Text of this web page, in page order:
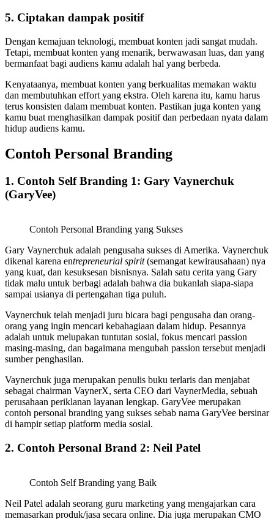
5. Ciptakan dampak positif
Dengan kemajuan teknologi, membuat konten jadi sangat mudah.
Tetapi, membuat konten yang menarik, berwawasan luas, dan yang
bermanfaat bagi audiens kamu adalah hal yang berbeda.
Kenyataanya, membuat konten yang berkualitas memakan waktu
dan membutuhkan effort yang ekstra. Oleh karena itu, kamu harus
terus konsisten dalam membuat konten. Pastikan juga konten yang
kamu buat menghasilkan dampak positif dan perbedaan nyata dalam
hidup audiens kamu.
Contoh Personal Branding
1. Contoh Self Branding 1: Gary Vaynerchuk
(GaryVee)
Contoh Personal Branding yang Sukses
Gary Vaynerchuk adalah pengusaha sukses di Amerika. Vaynerchuk
dikenal karena entrepreneurial spirit(semangat kewirausahaan) nya
yang kuat, dan kesuksesan bisnisnya. Salah satu cerita yang Gary
tidak malu untuk berbagi adalah bahwa dia bukanlah siapa-siapa
sampai usianya di pertengahan tiga puluh.
Vaynerchuk telah menjadi juru bicara bagi pengusaha dan orang-
orang yang ingin mencari kebahagiaan dalam hidup. Pesannya
adalah untuk melupakan tuntutan sosial, fokus mencari passion
masing-masing, dan bagaimana mengubah passion tersebut menjadi
sumber penghasilan.
Vaynerchuk juga merupakan penulis buku terlaris dan menjabat
sebagai chairman VaynerX, serta CEO dari VaynerMedia, sebuah
perusahaan periklanan layanan lengkap. GaryVee merupakan
contoh personal branding yang sukses sebab nama GaryVee bersinar
di hampir setiap platform media sosial.
2. Contoh Personal Brand 2: Neil Patel
Contoh Self Branding yang Baik
Neil Patel adalah seorang guru marketing yang mengajarkan cara
memasarkan produk/jasa secara online. Dia juga merupakan CMO